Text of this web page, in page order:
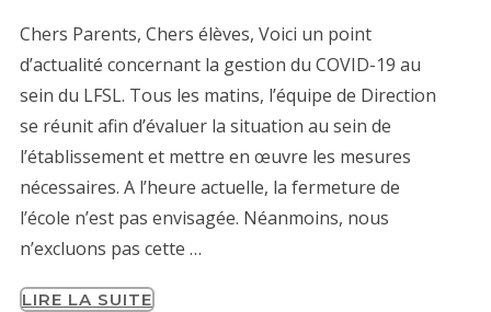
Chers Parents, Chers élèves, Voici un point
d’actualité concernant la gestion du COVID-19 au
sein du LFSL. Tous les matins, l’équipe de Direction
se réunit afin d’évaluer la situation au sein de
l’établissement et mettre en œuvre les mesures
nécessaires. A l’heure actuelle, la fermeture de
l’école n’est pas envisagée. Néanmoins, nous
n’excluons pas cette …
LIRE LA SUITE